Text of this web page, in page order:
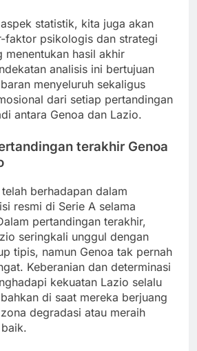
statistik, kita juga akan
faktor psikologis dan strategi
menentukan hasil akhir
analisis ini bertujuan
menyeluruh sekaligus
dari setiap pertandingan
antara Genoa dan Lazio.
terakhir Genoa
berhadapan dalam
resmi di Serie A selama
pertandingan terakhir,
seringkali unggul dengan
tipis, namun Genoa tak pernah
Keberanian dan determinasi
kekuatan Lazio selalu
di saat mereka berjuang
degradasi atau meraih